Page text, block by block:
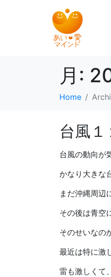
月:
Home
台風１
台風の動向が
かなり大きな
まだ沖縄周辺
その後は青空
そのせいなの
最近は特に激
雷も激しくて